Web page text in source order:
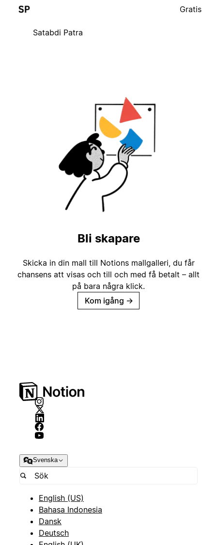
Satabdi Patra
Gratis
Bli skapare
Skicka in din mall till Notions mallgalleri, du får
chansens att visas och till och med få betalt – allt
på bara några klick.
Kom igång →
Svenska
English (US)
Bahasa Indonesia
Dansk
Deutsch